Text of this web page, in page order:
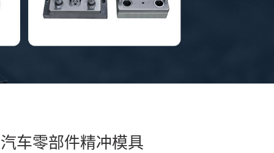
汽车零部件精冲模具